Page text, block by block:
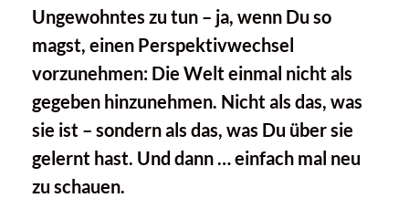
Ungewohntes zu tun – ja, wenn Du so
magst, einen Perspektivwechsel
vorzunehmen: Die Welt einmal nicht als
gegeben hinzunehmen. Nicht als das, was
sie ist – sondern als das, was Du über sie
gelernt hast. Und dann … einfach mal neu
zu schauen.